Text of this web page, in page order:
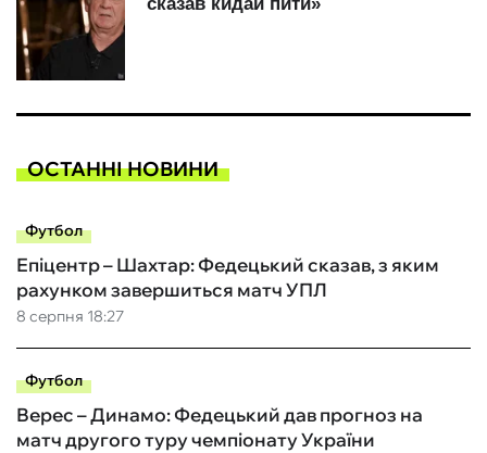
ОСТАННІ НОВИНИ
Футбол
8 серпня 18:27
Епіцентр – Шахтар: Федецький сказав, з яким
рахунком завершиться матч УПЛ
Футбол
Верес – Динамо: Федецький дав прогноз на
матч другого туру чемпіонату України